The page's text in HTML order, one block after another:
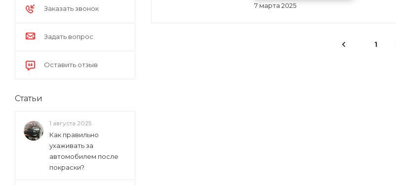
7 марта 2025
1
Заказать звонок
Задать вопрос
Оставить отзыв
Статьи
1 августа 2025
Как правильно
ухаживать за
автомобилем после
покраски?